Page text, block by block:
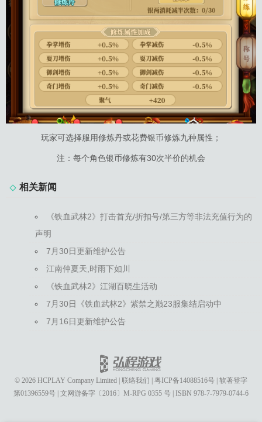
玩家可选择服用修炼丹或花费银币修炼九种属性；
注：每个角色银币修炼有30次半价的机会
相关新闻
《铁血武林2》打击首充/折扣号/第三方等非法充值行为的
声明
7月30日更新维护公告
江南仲夏天,时雨下如川
《铁血武林2》江湖百晓生活动
7月30日《铁血武林2》紫禁之巅23服集结启动中
7月16日更新维护公告
© 2026 HCPLAY Company Limited | 联络我们 | 粤ICP备14088516号 |软著登字
第01396559号 | 文网游备字〔2016〕M-RPG 0355 号 |ISBN 978-7-7979-0744-6